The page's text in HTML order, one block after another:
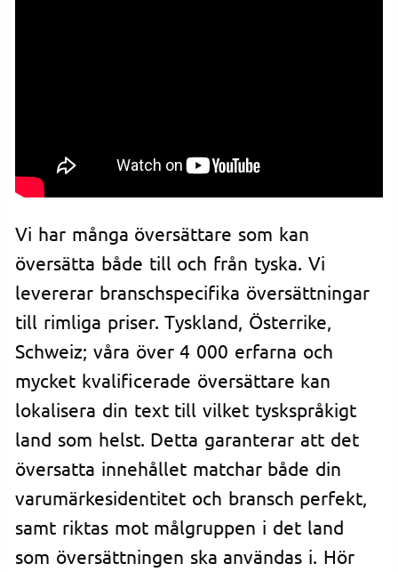
Vi har många översättare som kan
översätta både till och från tyska. Vi
levererar branschspecifika översättningar
till rimliga priser. Tyskland, Österrike,
Schweiz; våra över 4 000 erfarna och
mycket kvalificerade översättare kan
lokalisera din text till vilket tyskspråkigt
land som helst. Detta garanterar att det
översatta innehållet matchar både din
varumärkesidentitet och bransch perfekt,
samt riktas mot målgruppen i det land
som översättningen ska användas i. Hör